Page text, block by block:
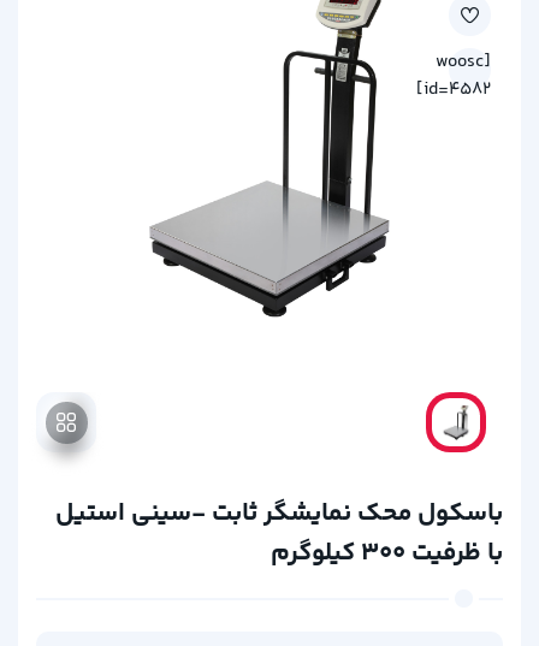
[woosc
id=4582]
باسکول محک نمایشگر ثابت -سینی استیل
با ظرفیت 300 کیلوگرم